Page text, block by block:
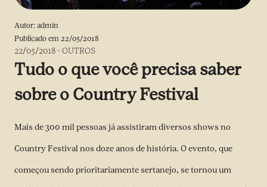
Autor: admin
Publicado em 22/05/2018
22/05/2018 -OUTROS
Tudo o que você precisa saber
sobre o Country Festival
Mais de 300 mil pessoas já assistiram diversos shows no
Country Festival nos doze anos de história. O evento, que
começou sendo prioritariamente sertanejo, se tornou um